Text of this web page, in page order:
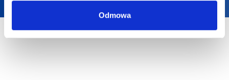
Odmowa